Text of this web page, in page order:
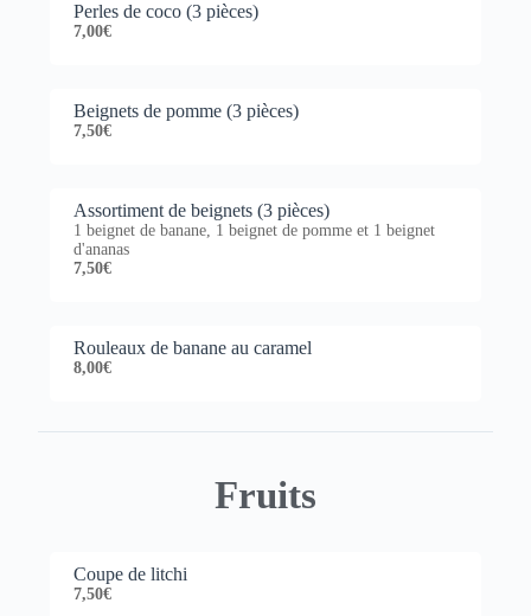
Perles de coco (3 pièces)
7,00€
Beignets de pomme (3 pièces)
7,50€
Assortiment de beignets (3 pièces)
1 beignet de banane, 1 beignet de pomme et 1 beignet
d'ananas
7,50€
Rouleaux de banane au caramel
8,00€
Fruits
Coupe de litchi
7,50€